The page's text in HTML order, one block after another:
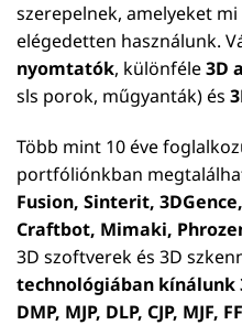
szerepelnek, amelyeket
elégedetten használunk.
nyomtatók, különféle3D
sls porok, műgyanták) és
Több mint 10 éve
portfóliónkban
Fusion, Sinterit,
Craftbot, Mimaki,
3D szoftverek és 3D
technológiában kínálunk
DMP, MJP, DLP, CJP,